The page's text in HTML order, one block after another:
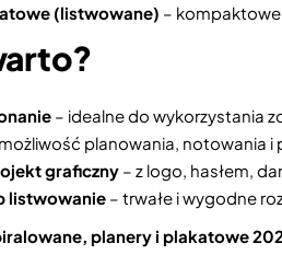
(listwowane) –
– idealne do wykorzystania
planowania, notowania i
graficzny – z logo, hasłem,
listwowanie – trwałe i wygodne
planery i plakatowe